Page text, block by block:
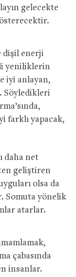
gelecekte
dişil enerji
yeniliklerin
iyi anlayan,
Söyledikleri
farklı yapacak,
daha net
geliştiren
olsa da
Somuta yönelik
atarlar.
çabasında
insanlar.